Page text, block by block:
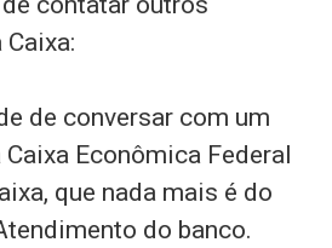
de conversar com um
Econômica Federal
que nada mais é do
do banco.